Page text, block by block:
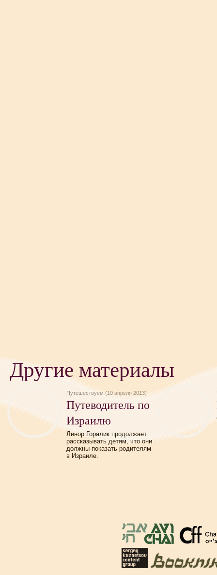
Другие материалы
Путешествуем (10 апреля 2013)
Путеводитель по
Израилю
Линор Горалик продолжает
рассказывать детям, что они
должны показать родителям
в Израиле.